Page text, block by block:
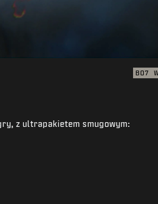
BO7
z ultrapakietem smugowym: